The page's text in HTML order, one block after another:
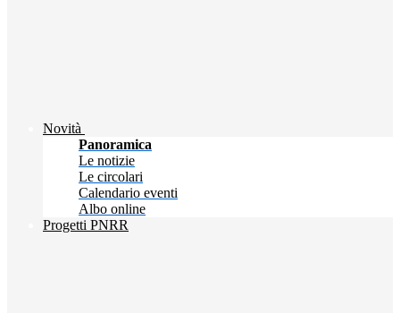
Novità
Panoramica
Le notizie
Le circolari
Calendario eventi
Albo online
Progetti PNRR